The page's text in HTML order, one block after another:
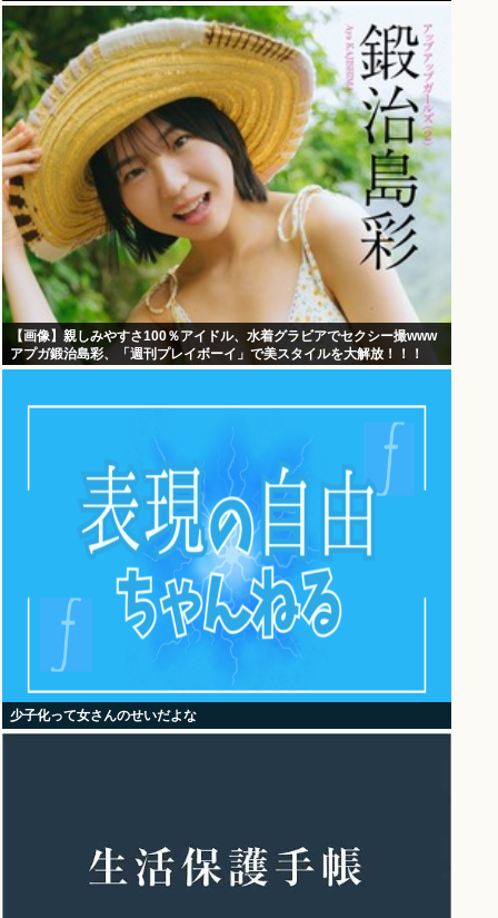
【画像】親しみやすさ100％アイドル、水着グラビアでセクシー撮www
アプガ鍛治島彩、「週刊プレイボーイ」で美スタイルを大解放！！！
少子化って女さんのせいだよな